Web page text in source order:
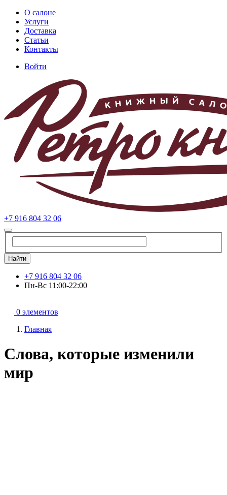
Перейти
основному
содержанию
Основная
навигация
О салоне
Услуги
Доставка
Статьи
Контакты
учётной
записи
пользователя
Войти
+7 916 804 32 06
Найти
+7 916 804 32 06
Пн-Вс 11:00-22:00
0 элементов
Главная
Слова, которые изменили
мир